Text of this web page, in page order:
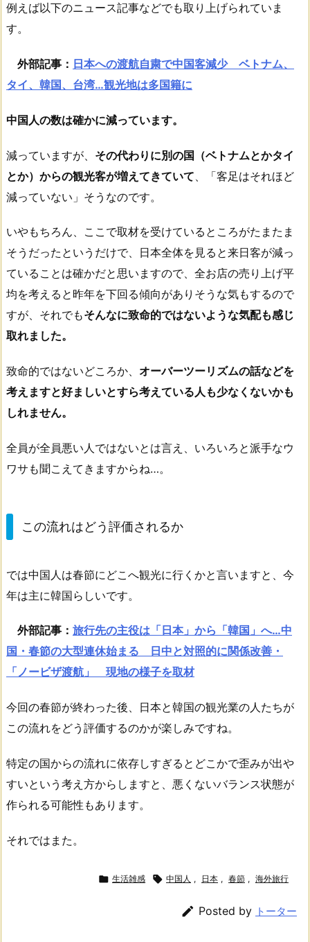
例えば以下のニュース記事などでも取り上げられていま
す。
外部記事： 日本への渡航自粛で中国客減少 ベトナム、
タイ、韓国、台湾…観光地は多国籍に
中国人の数は確かに減っています。
減っていますが、 その代わりに別の国（ベトナムとかタイ
とか）からの観光客が増えてきていて 、「客足はそれほど
減っていない」そうなのです。
いやもちろん、ここで取材を受けているところがたまたま
そうだったというだけで、日本全体を見ると来日客が減っ
ていることは確かだと思いますので、全お店の売り上げ平
均を考えると昨年を下回る傾向がありそうな気もするので
すが、それでもそんなに致命的ではないような気配も感じ
取れました。
致命的ではないどころか、 オーバーツーリズムの話などを
考えますと好ましいとすら考えている人も少なくないかも
しれません。
全員が全員悪い人ではないとは言え、いろいろと派手なウ
ワサも聞こえてきますからね…。
この流れはどう評価されるか
では中国人は春節にどこへ観光に行くかと言いますと、今
年は主に韓国らしいです。
外部記事： 旅行先の主役は「日本」から「韓国」へ…中
国・春節の大型連休始まる 日中と対照的に関係改善・
「ノービザ渡航」 現地の様子を取材
今回の春節が終わった後、日本と韓国の観光業の人たちが
この流れをどう評価するのかが楽しみですね。
特定の国からの流れに依存しすぎるとどこかで歪みが出や
すいという考え方からしますと、悪くないバランス状態が
作られる可能性もあります。
それではまた。
 生活雑感  中国人 , 日本 , 春節 , 海外旅行
 Posted by トーター